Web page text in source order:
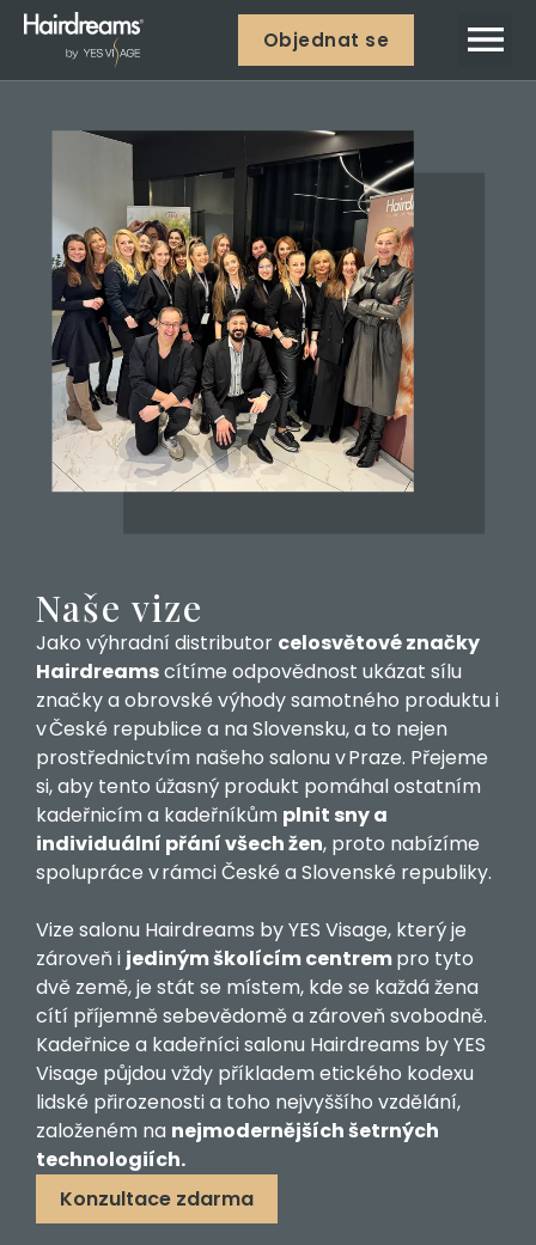
Objednat se
Naše vize
Jako výhradní distributor celosvětové značky
Hairdreamscítíme odpovědnost ukázat sílu
značky a obrovské výhody samotného produktu i
v České republice a na Slovensku, a to nejen
prostřednictvím našeho salonu v Praze. Přejeme
si, aby tento úžasný produkt pomáhal ostatním
kadeřnicím a kadeřníkům plnit sny a
individuální přání všech žen, proto nabízíme
spolupráce v rámci České a Slovenské republiky.
Vize salonu Hairdreams by YES Visage, který je
zároveň i jediným školícím centrempro tyto
dvě země, je stát se místem, kde se každá žena
cítí příjemně sebevědomě a zároveň svobodně.
Kadeřnice a kadeřníci salonu Hairdreams by YES
Visage půjdou vždy příkladem etického kodexu
lidské přirozenosti a toho nejvyššího vzdělání,
založeném na nejmodernějších šetrných
technologiích.
Konzultace zdarma